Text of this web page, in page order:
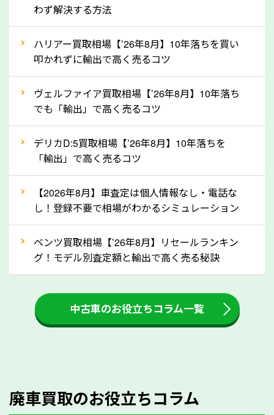
内装や外装の状態
定を行い高価買取価格をつけやすくなります。
ってきます！
自動車税の還付金は、先に年払いしていた自動車税が
月割りで返還されるものです。ですから、自動車税の
還付金は早めに売却するほど多く還付されます。不要
な車は早めに廃車手続きをしたほうが良いでしょう。
③自動車税の還付金の扱いについて確認し
ましょう！
車を廃車にすると、自動車税の還付金を受け取ること
ができる場合があります。廃車買取業者の中には、還
付金をお客様に返還しない業者もあります。廃車査定
をする際には、自動車税の還付金の返還があるかどう
かを確認するようにしてください。京都府のソコカラ
人気の車種は廃車の状態でも、高価買取が可能です。
わず解決する方法
ハリアー買取相場【’26年8月】10年落ちを買い
叩かれずに輸出で高く売るコツ
ヴェルファイア買取相場【’26年8月】10年落ち
でも「輸出」で高く売るコツ
デリカD:5買取相場【’26年8月】10年落ちを
「輸出」で高く売るコツ
【2026年8月】車査定は個人情報なし・電話な
し！登録不要で相場がわかるシミュレーション
ベンツ買取相場【’26年8月】リセールランキン
グ！モデル別査定額と輸出で高く売る秘訣
中古車のお役立ちコラム一覧
廃車買取のお役立ちコラム